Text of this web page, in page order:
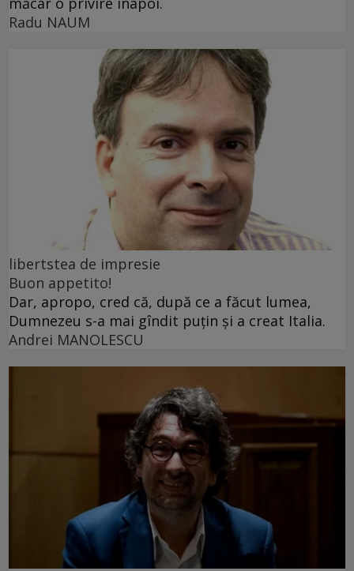
Radu NAUM
libertstea de impresie
Buon appetito!
Dar, apropo, cred că, după ce a făcut lumea,
Dumnezeu s-a mai gîndit puțin și a creat Italia.
Andrei MANOLESCU